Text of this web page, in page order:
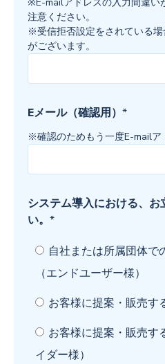
注意ください。
※受信拒否設定をされている
がございます。
Eメール（確認用） *
※確認のためもう一度E-mailア
システム導入における、お
い。 *
自社または所属団体で
（エンドユーザー様）
お客様に提案・販売す
お客様に提案・販売す
イダー様）